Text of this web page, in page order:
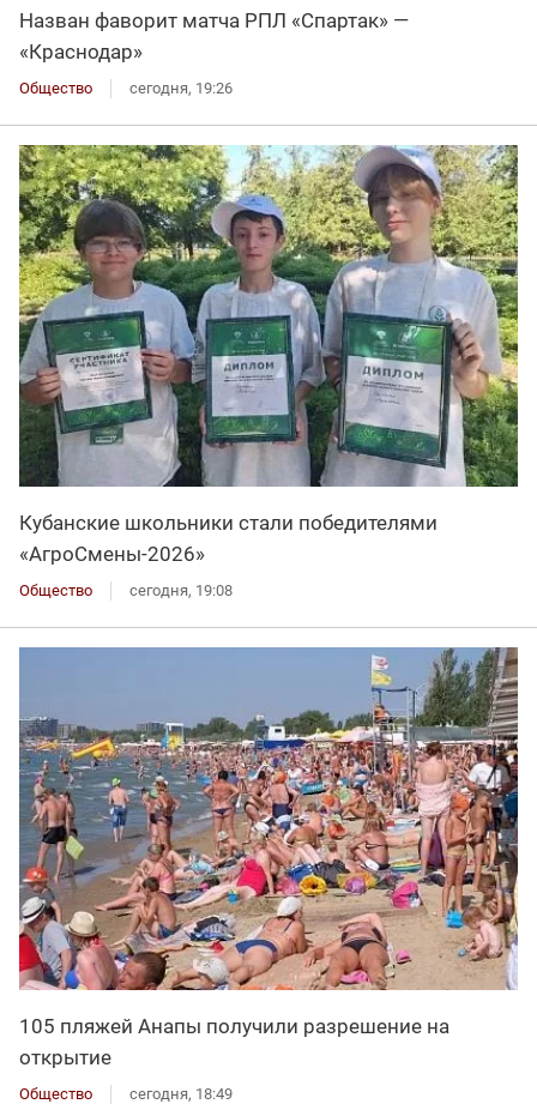
Назван фаворит матча РПЛ «Спартак» —
«Краснодар»
Общество сегодня, 19:26
Кубанские школьники стали победителями
«АгроСмены-2026»
Общество сегодня, 19:08
105 пляжей Анапы получили разрешение на
открытие
Общество сегодня, 18:49